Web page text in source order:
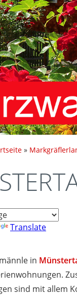
»
Translate
in
sind mit allem